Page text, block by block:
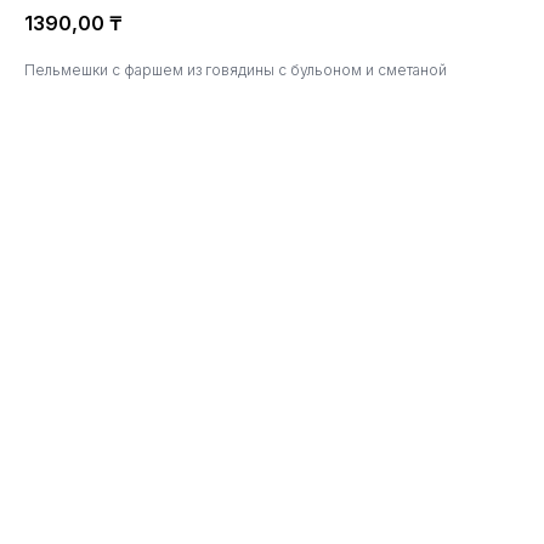
1390,00 ₸
Пельмешки с фаршем из говядины с бульоном и сметаной